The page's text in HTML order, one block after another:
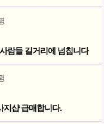
람들 길거리에 넘칩니다
지샵 급매합니다.